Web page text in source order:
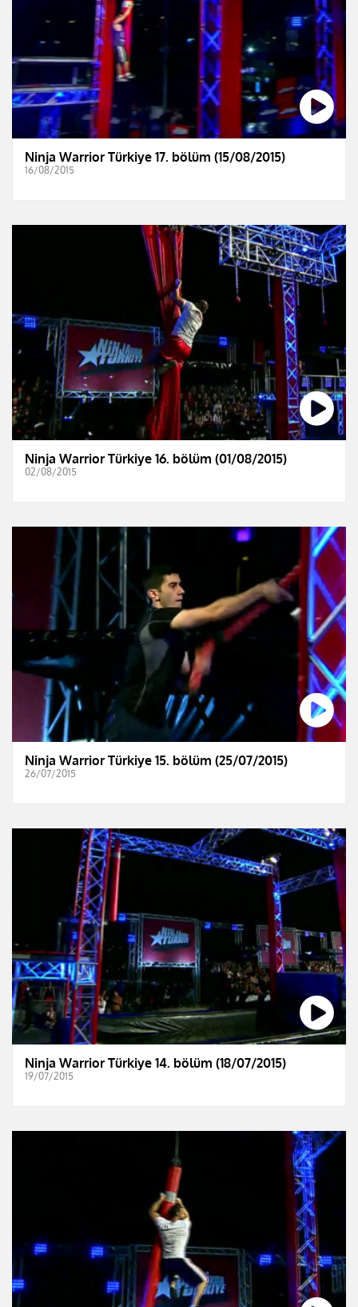
Ninja Warrior Türkiye 17. bölüm (15/08/2015)
16/08/2015
Ninja Warrior Türkiye 16. bölüm (01/08/2015)
02/08/2015
Ninja Warrior Türkiye 15. bölüm (25/07/2015)
26/07/2015
Ninja Warrior Türkiye 14. bölüm (18/07/2015)
19/07/2015